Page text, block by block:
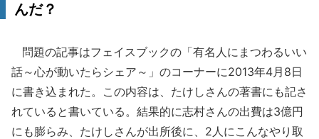
んだ？
問題の記事はフェイスブックの「有名人にまつわるいい
話～心が動いたらシェア～」のコーナーに2013年4月8日
に書き込まれた。この内容は、たけしさんの著書にも記さ
れていると書いている。結果的に志村さんの出費は3億円
にも膨らみ、たけしさんが出所後に、2人にこんなやり取